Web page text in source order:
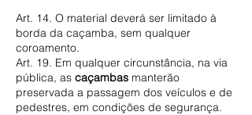
Art. 14. O material deverá ser limitado à
borda da caçamba, sem qualquer
coroamento.
Art. 19. Em qualquer circunstância, na via
pública, as caçambas manterão
preservada a passagem dos veículos e de
pedestres, em condições de segurança.